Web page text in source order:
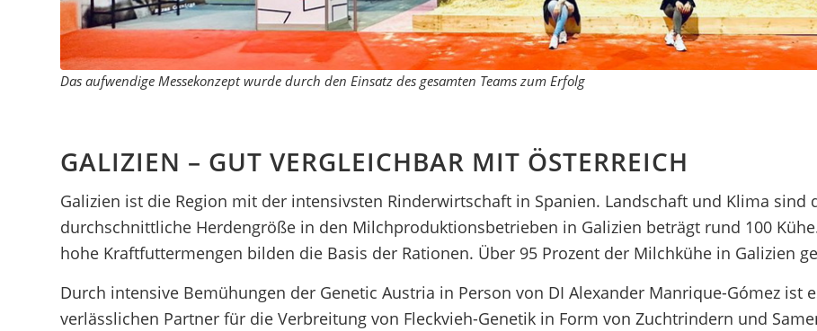
Das aufwendige Messekonzept wurde durch den Einsatz des gesamten Teams zum Erfolg
GALIZIEN – GUT VERGLEICHBAR MIT ÖSTERREICH
Galizien ist die Region mit der intensivsten Rinderwirtschaft in Spanien. Landschaft und Klima
durchschnittliche Herdengröße in den Milchproduktionsbetrieben in Galizien beträgt rund 100
hohe Kraftfuttermengen bilden die Basis der Rationen. Über 95 Prozent der Milchkühe in Galizien
Durch intensive Bemühungen der Genetic Austria in Person von DI Alexander Manrique-Gómez ist
verlässlichen Partner für die Verbreitung von Fleckvieh-Genetik in Form von Zuchtrindern und